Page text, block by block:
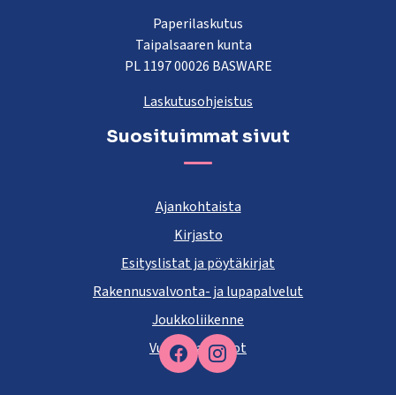
Facebook
Paperilaskutus
Taipalsaaren kunta
PL 1197 00026 BASWARE
Laskutusohjeistus
Suosituimmat sivut
Ajankohtaista
Kirjasto
Esityslistat ja pöytäkirjat
Rakennusvalvonta- ja lupapalvelut
Joukkoliikenne
Vuokra-asunnot